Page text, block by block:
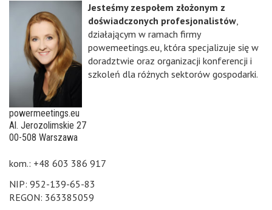
Jesteśmy zespołem złożonym z
doświadczonych profesjonalistów
działającym w ramach firmy
powemeetings.eu, która specjalizuje się w
doradztwie oraz organizacji konferencji i
szkoleń dla różnych sektorów gospodarki.
powermeetings.eu
Al. Jerozolimskie 27
00-508 Warszawa
kom.: +48 603 386 917
NIP: 952-139-65-83
REGON: 363385059